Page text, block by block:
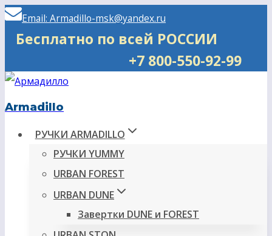
Перейти
Email: Armadillo-msk@yandex.ru
Бесплатно по всей РОССИИ
+7 800-550-92-99
Armadillo
РУЧКИ ARMADILLO
РУЧКИ YUMMY
URBAN FOREST
URBAN DUNE
Завертки DUNE и FOREST